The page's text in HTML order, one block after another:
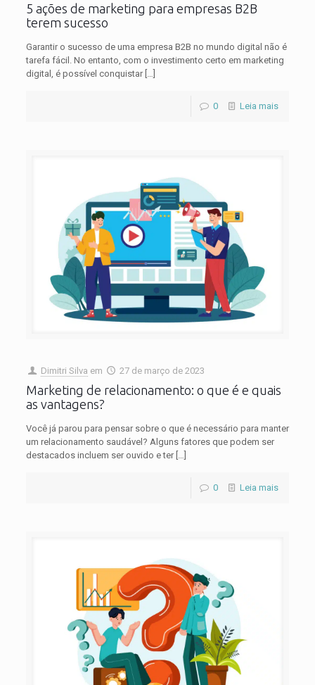
5 ações de marketing para empresas B2B
terem sucesso
Garantir o sucesso de uma empresa B2B no mundo digital não é
tarefa fácil. No entanto, com o investimento certo em marketing
digital, é possível conquistar[…]
0 Leia mais
Dimitri Silva em 27 de março de 2023
Marketing de relacionamento: o que é e quais
as vantagens?
Você já parou para pensar sobre o que é necessário para manter
um relacionamento saudável? Alguns fatores que podem ser
destacados incluem ser ouvido e ter[…]
0 Leia mais